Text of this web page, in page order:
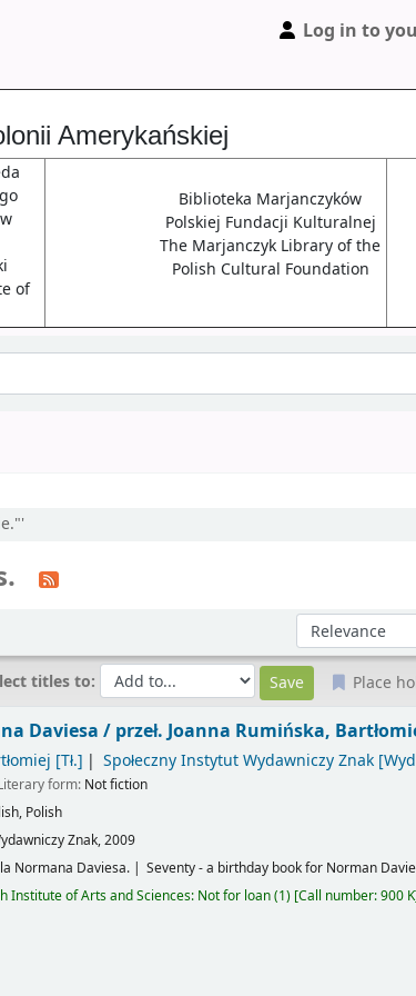
Log in to
Amerykańskiej
of
Biblioteka Marjanczyków
Polskiej Fundacji Kulturalnej
The Marjanczyk Library of the
Polish Cultural Foundation
Sort by:
titles to: Place
Daviesa / przeł. Joanna Rumińska,
[Tł.] Społeczny Instytut Wydawniczy Znak
form: Not fiction
, Polish
Znak,2009
Normana Daviesa. Seventy - a birthday book for Norman
Institute of Arts and Sciences: Not for loan(1) Call number:900 K